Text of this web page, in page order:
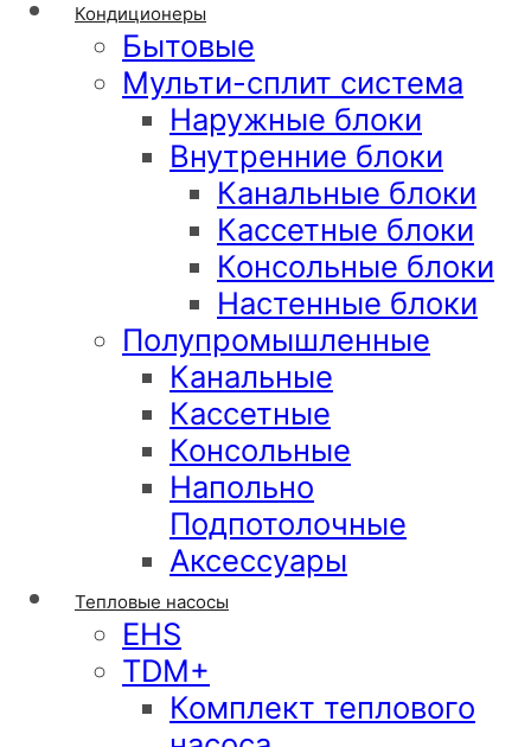
Кондиционеры
Бытовые
Мульти-сплит система
Наружные блоки
Внутренние блоки
Канальные блоки
Кассетные блоки
Консольные блоки
Настенные блоки
Полупромышленные
Канальные
Кассетные
Консольные
Напольно
Подпотолочные
Аксессуары
Тепловые насосы
EHS
TDM+
Комплект теплового